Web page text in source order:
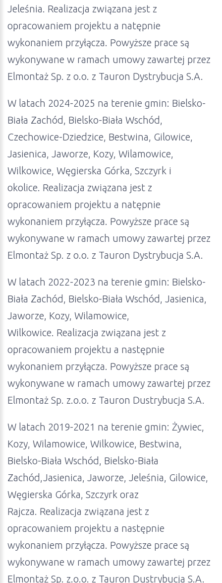
Jeleśnia. Realizacja związana jest z
opracowaniem projektu a natępnie
wykonaniem przyłącza. Powyższe prace są
wykonywane w ramach umowy zawartej przez
Elmontaż Sp. z o.o. z Tauron Dystrybucja S.A.
W latach 2024-2025 na terenie gmin: Bielsko-
Biała Zachód, Bielsko-Biała Wschód,
Czechowice-Dziedzice, Bestwina, Gilowice,
Jasienica, Jaworze, Kozy, Wilamowice,
Wilkowice, Węgierska Górka, Szczyrk i
okolice. Realizacja związana jest z
opracowaniem projektu a natępnie
wykonaniem przyłącza. Powyższe prace są
wykonywane w ramach umowy zawartej przez
Elmontaż Sp. z o.o. z Tauron Dystrybucja S.A.
W latach 2022-2023 na terenie gmin: Bielsko-
Biała Zachód, Bielsko-Biała Wschód, Jasienica,
Jaworze, Kozy, Wilamowice,
Wilkowice. Realizacja związana jest z
opracowaniem projektu a następnie
wykonaniem przyłącza. Powyższe prace są
wykonywane w ramach umowy zawartej przez
Elmontaż Sp. z.o.o. z Tauron Dustrybucja S.A.
W latach 2019-2021 na terenie gmin: Żywiec,
Kozy, Wilamowice, Wilkowice, Bestwina,
Bielsko-Biała Wschód, Bielsko-Biała
Zachód,Jasienica, Jaworze, Jeleśnia, Gilowice,
Węgierska Górka, Szczyrk oraz
Rajcza. Realizacja związana jest z
opracowaniem projektu a następnie
wykonaniem przyłącza. Powyższe prace są
wykonywane w ramach umowy zawartej przez
Elmontaż Sp. z.o.o. z Tauron Dustrybucja S.A.